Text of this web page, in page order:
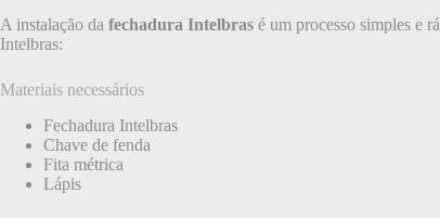
A instalação da fechadura Intelbras é um processo simples e
Intelbras:
Materiais necessários
Fechadura Intelbras
Chave de fenda
Fita métrica
Lápis